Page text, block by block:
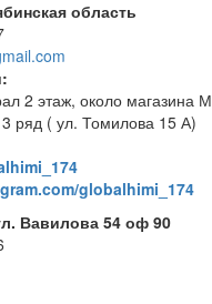
область
2 этаж, около магазина
ряд ( ул. Томилова 15 А)
globalhimi_174
Вавилова 54 оф 90